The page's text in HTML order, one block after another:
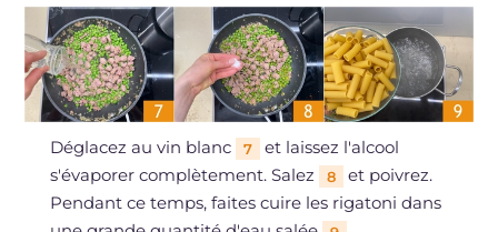
Déglacez au vin blanc 7
et laissez l'alcool
s'évaporer complètement. Salez
8
et poivrez.
Pendant ce temps, faites cuire les rigatoni dans